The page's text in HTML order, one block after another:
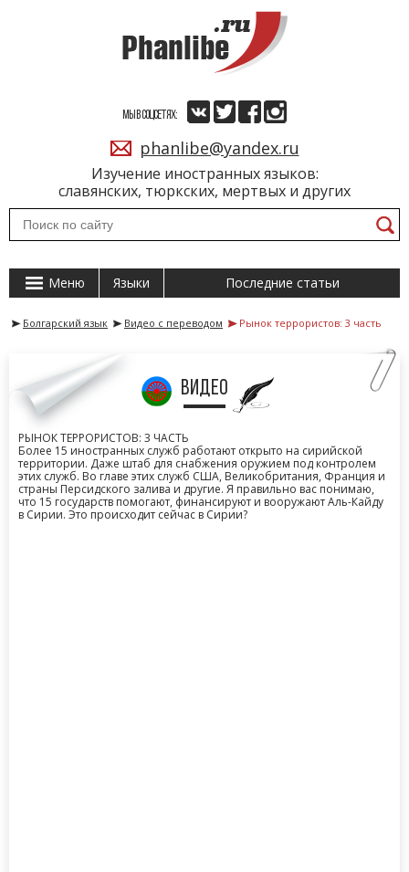
Изучение иностранных языков:
славянских, тюркских, мертвых и других
МЫ В СОЦСЕТЯХ:
phanlibe@yandex.ru
Меню Языки Последние статьи
Болгарский язык Видео с переводом Рынок террористов: 3 часть
видео
РЫНОК ТЕРРОРИСТОВ: 3 ЧАСТЬ
Более 15 иностранных служб работают открыто на сирийской
территории. Даже штаб для снабжения оружием под контролем
этих служб. Во главе этих служб США, Великобритания, Франция и
страны Персидского залива и другие. Я правильно вас понимаю,
что 15 государств помогают, финансируют и вооружают Аль-Кайду
в Сирии. Это происходит сейчас в Сирии?